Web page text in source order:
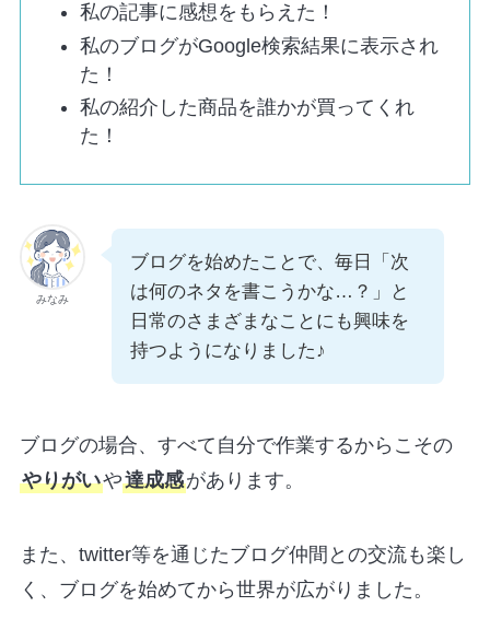
私の記事に感想をもらえた！
私のブログがGoogle検索結果に表示され
た！
私の紹介した商品を誰かが買ってくれ
た！
みなみ
ブログを始めたことで、毎日「次
は何のネタを書こうかな…？」と
日常のさまざまなことにも興味を
持つようになりました♪
ブログの場合、すべて自分で作業するからこその
やりがいや達成感があります。
また、twitter等を通じたブログ仲間との交流も楽し
く、ブログを始めてから世界が広がりました。